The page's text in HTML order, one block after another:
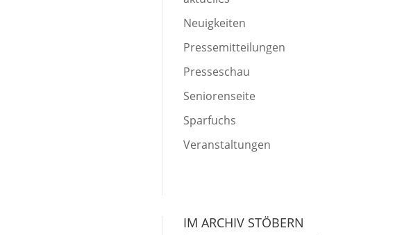
Neuigkeiten
Pressemitteilungen
Presseschau
Seniorenseite
Sparfuchs
Veranstaltungen
IM ARCHIV STÖBERN